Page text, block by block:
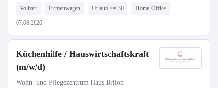
Vollzeit Firmenwagen Urlaub >= 30 Home-Office
07.08.2026
Küchenhilfe / Hauswirtschaftskraft
(m/w/d)
Wohn- und Pflegezentrum Haus Brilon